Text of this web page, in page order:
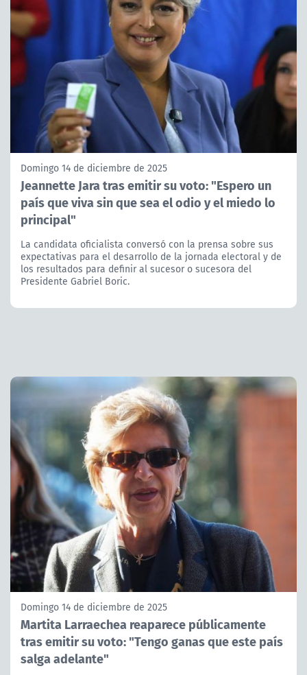
Domingo 14 de diciembre de 2025
Jeannette Jara tras emitir su voto: "Espero un
país que viva sin que sea el odio y el miedo lo
principal"
La candidata oficialista conversó con la prensa sobre sus
expectativas para el desarrollo de la jornada electoral y de
los resultados para definir al sucesor o sucesora del
Presidente Gabriel Boric.
Domingo 14 de diciembre de 2025
Martita Larraechea reaparece públicamente
tras emitir su voto: "Tengo ganas que este país
salga adelante"